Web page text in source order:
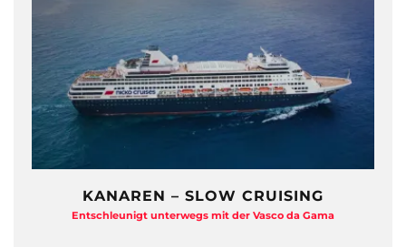
KANAREN – SLOW CRUISING
Entschleunigt unterwegs mit der Vasco da Gama